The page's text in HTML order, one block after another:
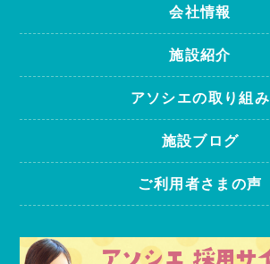
会社情報
施設紹介
アソシエの取り組み
施設ブログ
ご利用者さまの声